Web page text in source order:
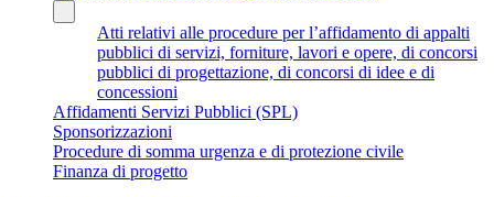
Atti relativi alle procedure per l’affidamento di appalti
pubblici di servizi, forniture, lavori e opere, di concorsi
pubblici di progettazione, di concorsi di idee e di
concessioni
Affidamenti Servizi Pubblici (SPL)
Sponsorizzazioni
Procedure di somma urgenza e di protezione civile
Finanza di progetto